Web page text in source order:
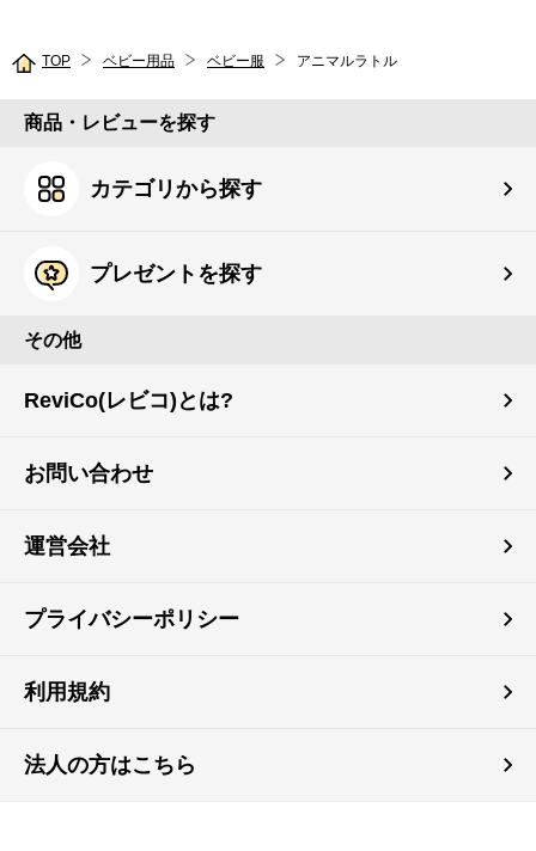
TOP ベビー用品 ベビー服 アニマルラトル
商品・レビューを探す
カテゴリから探す
プレゼントを探す
その他
ReviCo(レビコ)とは?
お問い合わせ
運営会社
プライバシーポリシー
利用規約
法人の方はこちら